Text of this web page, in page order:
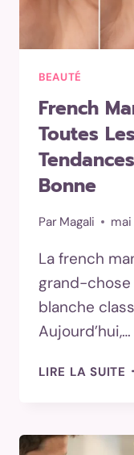
BEAUTÉ
French
Toutes
Bonne
Par Magali
La french
grand-chose
blanche
Aujourd’hui,…
LIRE LA SUITE